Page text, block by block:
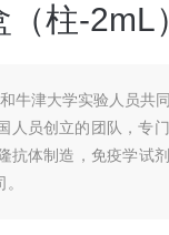
柱-2mL
津大学实验人员共同
员创立的团队，专
隆抗体制造，免疫学